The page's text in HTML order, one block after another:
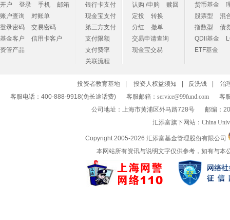
开户
登录 手机
邮箱
账户查询
对账单
登录密码
交易密码
基金客户
信用卡客户
资管产品
银行卡支付
现金宝支付
第三方支付
支付限额
支付费率
关联流程
认购 /申购
赎回
定投
转换
分红
撤单
交易申请查询
现金宝交易
货币基金
股票型
混
指数型
债
QDII基金
ETF基金
投资者教育基地 投资人权益须知 反洗钱
治
客服电话：400-888-9918(免长途话费)
客服邮箱： service@99fund.com
客
公司地址：上海市黄浦区外马路728号
邮编：
汇添富旗下网站： China
Copyright 2005-2026 汇添富基金管理股份有限公司
本网站所有资讯与说明文字仅供参考，如有与本